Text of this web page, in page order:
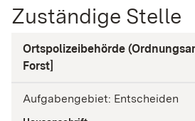
Zuständige Stelle
Ortspolizeibehörde
Forst]
Aufgabengebiet: Entscheiden